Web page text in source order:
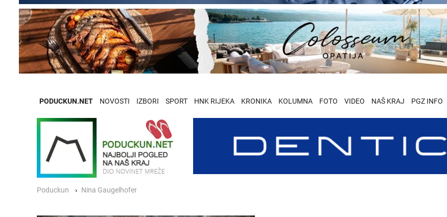
PODUCKUN.NET NOVOSTI IZBORI SPORT HNK RIJEKA KRONIKA KOLUMNA FOTO VIDEO NAŠ KRAJ PGZ INFO
Poduckun Nina Gaugelhofer